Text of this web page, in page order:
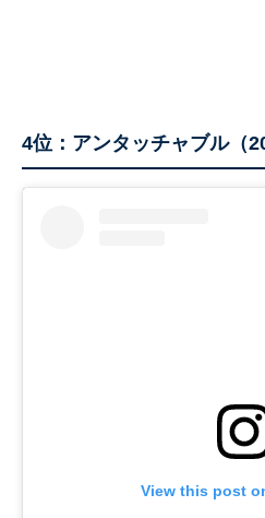
4位：アンタッチャブル（
View this post